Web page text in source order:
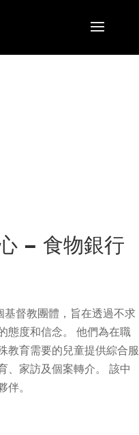
– 食物銀行
基督教團體，旨在透過不求
態度和信念。 他們為在職
教育需要的兒童提供綜合服
、家訪及個案轉介。 該中
。